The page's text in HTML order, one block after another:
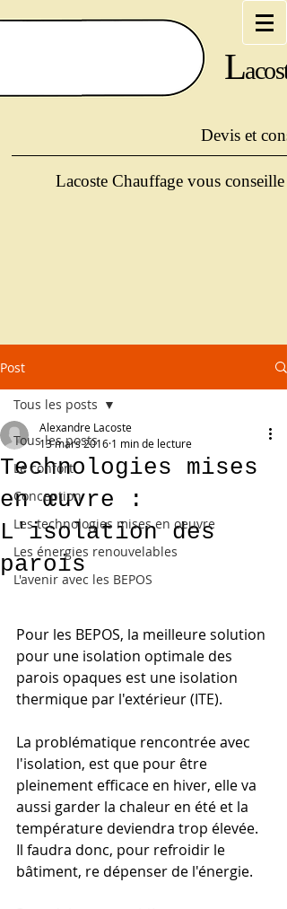
L
Devis et
Lacoste Chauffage vous
Post
Tous les posts
Le confort
Conception
Les technologies mises en oeuvre
Les énergies renouvelables
L'avenir avec les BEPOS
Tous les posts
Technologies mises
en œuvre :
L'isolation des
parois
Alexandre Lacoste
13 mars 2016 1 min de lecture
Pour les BEPOS, la meilleure solution
pour une isolation optimale des
parois opaques est une isolation
thermique par l'extérieur (ITE).
La problématique rencontrée avec
l'isolation, est que pour être
pleinement efficace en hiver, elle va
aussi garder la chaleur en été et la
température deviendra trop élevée.
Il faudra donc, pour refroidir le
bâtiment, re dépenser de l'énergie.